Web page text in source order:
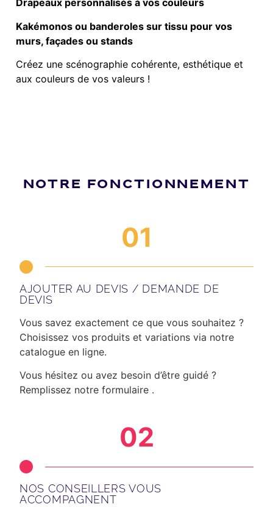
Drapeaux personnalisés à vos couleurs
Kakémonos ou banderoles sur tissu pour vos
murs, façades ou stands
Créez une scénographie cohérente, esthétique et
aux couleurs de vos valeurs !
NOTRE FONCTIONNEMENT
01
AJOUTER AU DEVIS / DEMANDE DE
DEVIS
Vous savez exactement ce que vous souhaitez ?
Choisissez vos produits et variations via notre
catalogue en ligne.
Vous hésitez ou avez besoin d’être guidé ?
Remplissez notre formulaire .
02
NOS CONSEILLERS VOUS
ACCOMPAGNENT